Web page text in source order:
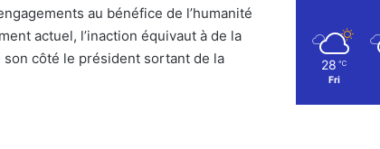
au bénéfice de l’humanité
actuel, l’inaction équivaut à de la
côté le président sortant de la
28 ℃
Fri